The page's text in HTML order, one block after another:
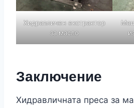
Хидравличен екстрактор
за масло
Заключение
Хидравличната преса за